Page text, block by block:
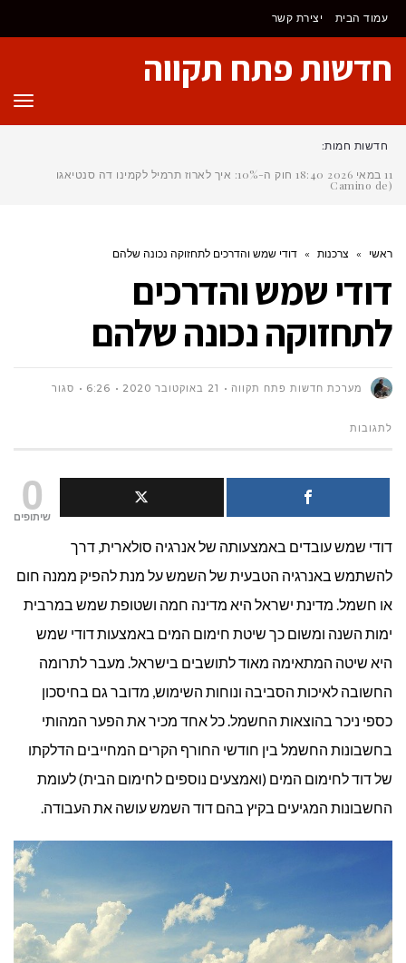
לתוכן
עמוד הבית יצירת קשר
חדשות פתח תקווה
חדשות חמות:
11 במאי 2026
18:40 חוק ה-10%: איך לארוז תרמיל לקמינו דה סנטיאגו
(Camino de San
ראשי » צרכנות » דודי שמש והדרכים לתחזוקה נכונה שלהם
דודי שמש והדרכים
לתחזוקה נכונה שלהם
מערכת חדשות פתח תקווה 21 באוקטובר 2020 6:26 סגור
לתגובותעל
והדרכים
שלהם
0
שיתופים
דודי שמש עובדים באמצעותה של אנרגיה סולארית, דרך
להשתמש באנרגיה הטבעית של השמש על מנת להפיק ממנה חום
או חשמל. מדינת ישראל היא מדינה חמה ושטופת שמש במרבית
ימות השנה ומשום כך שיטת חימום המים באמצעות דודי שמש
היא שיטה המתאימה מאוד לתושבים בישראל. מעבר לתרומה
החשובה לאיכות הסביבה ונוחות השימוש, מדובר גם בחיסכון
כספי ניכר בהוצאות החשמל. כל אחד מכיר את הפער המהותי
בחשבונות החשמל בין חודשי החורף הקרים המחייבים הדלקתו
של דוד לחימום המים (ואמצעים נוספים לחימום הבית) לעומת
החשבונות המגיעים בקיץ בהם דוד השמש עושה את העבודה.